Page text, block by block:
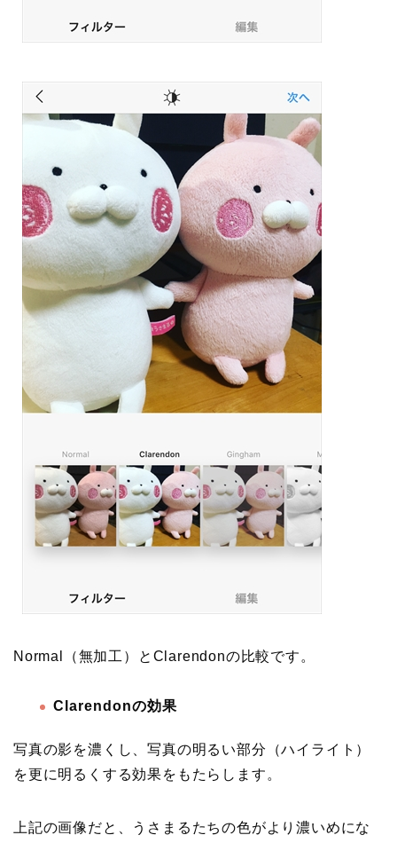
Normal（無加工）とClarendonの比較です。
Clarendonの効果
写真の影を濃くし、写真の明るい部分（ハイライト）
を更に明るくする効果をもたらします。
上記の画像だと、うさまるたちの色がより濃いめにな